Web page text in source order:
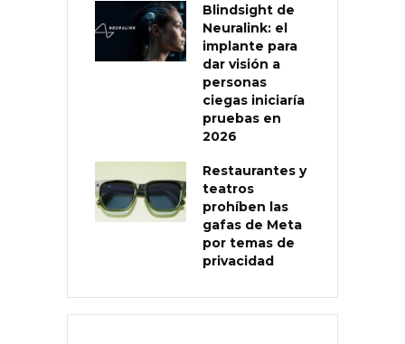
Blindsight de
Neuralink: el
implante para
dar visión a
personas
ciegas iniciaría
pruebas en
2026
Restaurantes y
teatros
prohíben las
gafas de Meta
por temas de
privacidad